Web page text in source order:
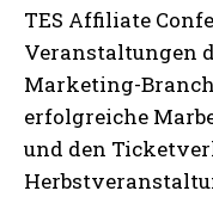
TES Affiliate
Veranstaltungen
Marketing-
erfolgreiche
und den